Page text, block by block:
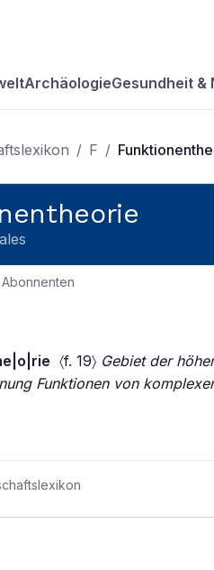
ArchäologieGesundheit &
/ F /
〈f. 19〉 Gebiet der
Funktionen von